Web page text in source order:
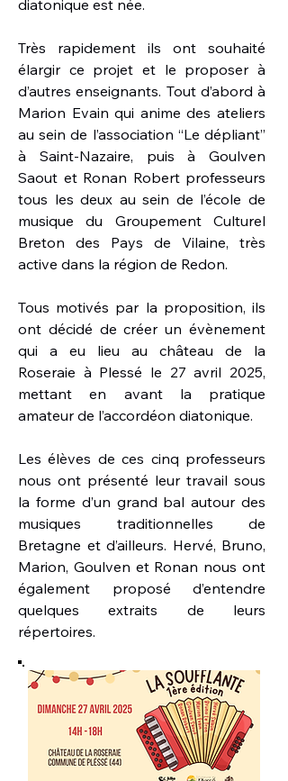
diatonique est née.
Très rapidement ils ont souhaité
élargir ce projet et le proposer à
d’autres enseignants. Tout d’abord à
Marion Evain qui anime des ateliers
au sein de l’association ‘‘Le dépliant’’
à Saint-Nazaire, puis à Goulven
Saout et Ronan Robert professeurs
tous les deux au sein de l’école de
musique du Groupement Culturel
Breton des Pays de Vilaine, très
active dans la région de Redon.
Tous motivés par la proposition, ils
ont décidé de créer un évènement
qui a eu lieu au château de la
Roseraie à Plessé le 27 avril 2025,
mettant en avant la pratique
amateur de l’accordéon diatonique.
Les élèves de ces cinq professeurs
nous ont présenté leur travail sous
la forme d’un grand bal autour des
musiques traditionnelles de
Bretagne et d’ailleurs. Hervé, Bruno,
Marion, Goulven et Ronan nous ont
également proposé d’entendre
quelques extraits de leurs
répertoires.